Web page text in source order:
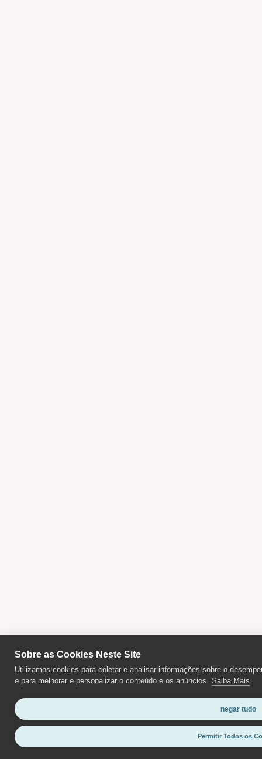
Sobre as Cookies Neste Site
Utilizamos cookies para coletar e analisar informações sobre o
e para melhorar e personalizar o conteúdo e os anúncios. Saiba Mais
negar tudo
Permitir Todos os